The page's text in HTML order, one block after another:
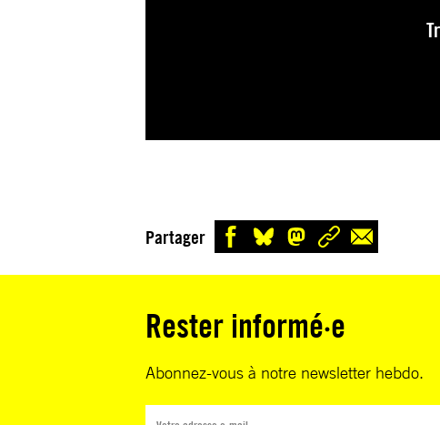
Partager
Rester informé·e
Abonnez-vous à notre newsletter hebdo.